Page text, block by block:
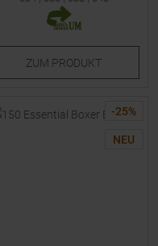
ZUM PRODUKT
-25%
NEU